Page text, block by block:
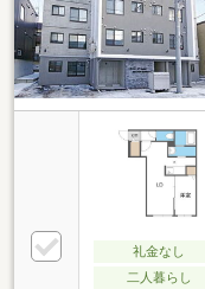
礼金なし
二人暮らし